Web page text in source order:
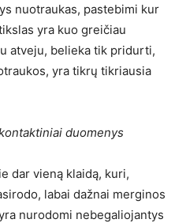
nuotraukas, pastebimi kur
yra kuo greičiau
atveju, belieka tik pridurti,
yra tikrų tikriausia
duomenys
dar vieną klaidą, kuri,
labai dažnai merginos
nurodomi nebegaliojantys